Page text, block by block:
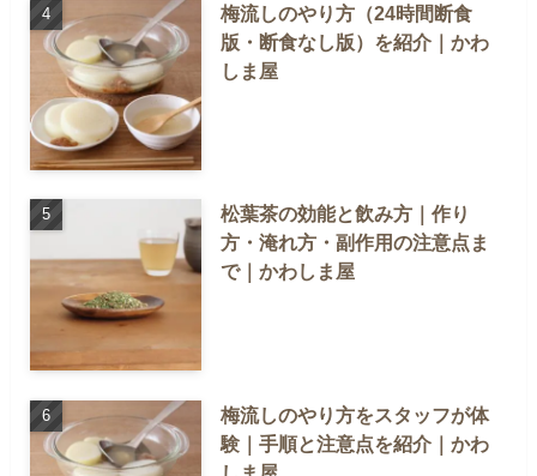
梅流しのやり方（24時間断食
版・断食なし版）を紹介｜かわ
しま屋
松葉茶の効能と飲み方｜作り
方・淹れ方・副作用の注意点ま
で｜かわしま屋
梅流しのやり方をスタッフが体
験｜手順と注意点を紹介｜かわ